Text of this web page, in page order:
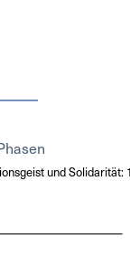
und Solidarität: